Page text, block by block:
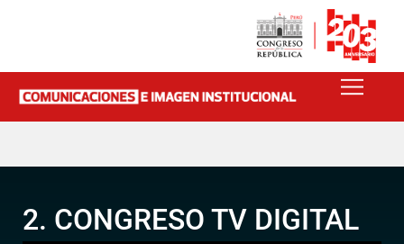
2. CONGRESO TV DIGITAL